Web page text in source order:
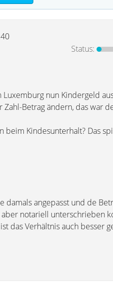
Status:
nun Kindergeld
Betrag ändern, das war
Kindesunterhalt? Das
damals angepasst und de
notariell unterschrieben
das Verhältnis auch besser